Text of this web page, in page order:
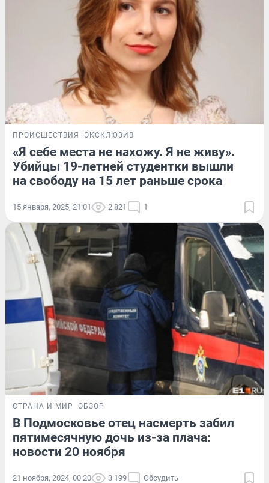
ПРОИСШЕСТВИЯ ЭКСКЛЮЗИВ
«Я себе места не нахожу. Я не живу».
Убийцы 19-летней студентки вышли
на свободу на 15 лет раньше срока
15 января, 2025, 21:01 2 821 1
СТРАНА И МИР ОБЗОР
В Подмосковье отец насмерть забил
пятимесячную дочь из-за плача:
новости 20 ноября
21 ноября, 2024, 00:20 3 199 Обсудить